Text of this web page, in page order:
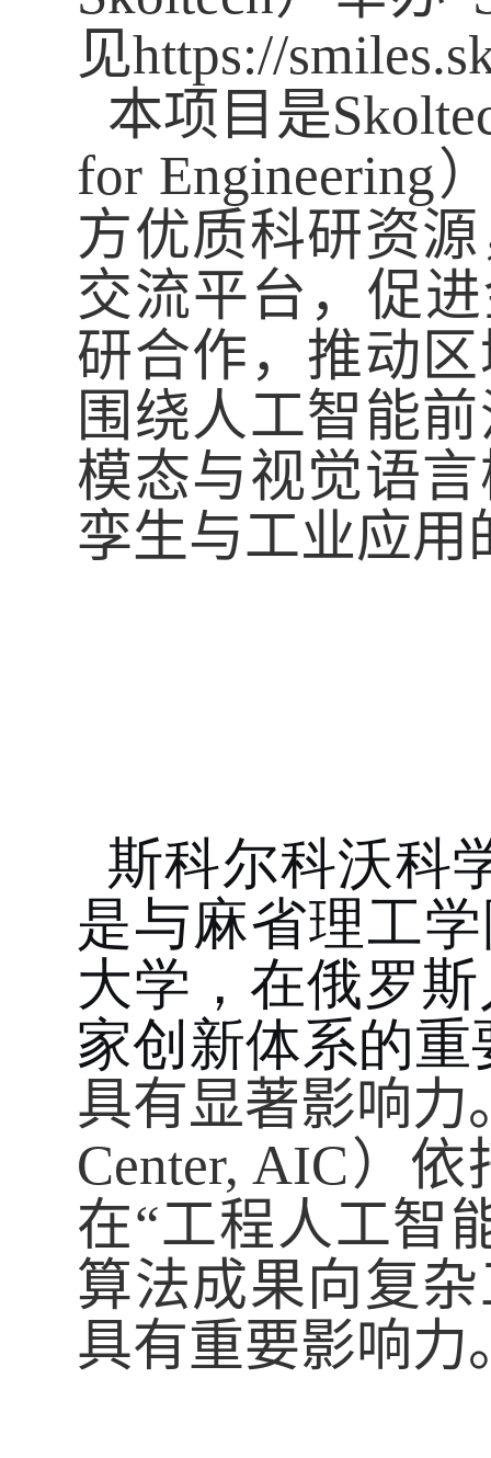
见https://
本项目 是
for Engineering
方优质科研资
交流平台，促
研合作，推动
围绕人工智能
模态与视觉语
孪生与工业应用
斯科尔科沃科
是与麻省理工
大学，在俄罗
家创新体系的重
具有显著影响力
Center, AIC）依
在“工程人工智
算法成果向复
具有重要影响力